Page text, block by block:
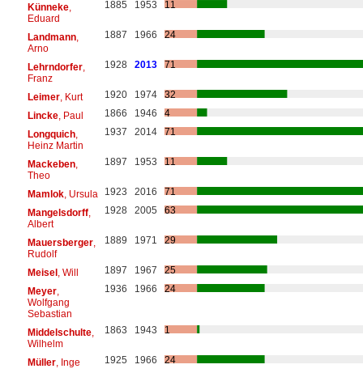
Künneke,
Eduard
1885 1953 11
Landmann,
Arno
1887 1966 24
Lehrndorfer,
Franz
1928 2013 71
Leimer, Kurt 1920 1974
32
Lincke, Paul 1866 1946
4
Longquich,
Heinz Martin
1937 2014 71
Mackeben,
Theo
1897 1953 11
Mamlok, Ursula 1923 2016
71
Mangelsdorff,
Albert
1928 2005 63
Mauersberger,
Rudolf
1889 1971 29
Meisel, Will 1897 1967
25
Meyer,
Wolfgang
Sebastian
1936 1966 24
Middelschulte,
Wilhelm
1863 1943 1
Müller, Inge 1925 1966
24